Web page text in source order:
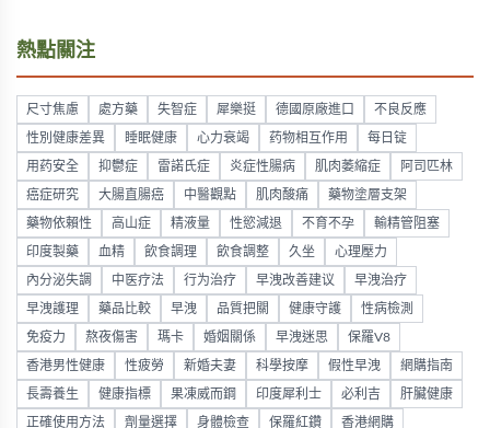
熱點關注
尺寸焦慮 處方藥 失智症 犀樂挺 德國原廠進口 不良反應
性別健康差異 睡眠健康 心力衰竭 药物相互作用 每日锭
用药安全 抑鬱症 雷諾氏症 炎症性腸病 肌肉萎縮症 阿司匹林
癌症研究 大腸直腸癌 中醫觀點 肌肉酸痛 藥物塗層支架
藥物依賴性 高山症 精液量 性慾減退 不育不孕 輸精管阻塞
印度製藥 血精 飲食調理 飲食調整 久坐 心理壓力
內分泌失調 中医疗法 行为治疗 早洩改善建议 早洩治疗
早洩護理 藥品比較 早洩 品質把關 健康守護 性病檢測
免疫力 熬夜傷害 瑪卡 婚姻關係 早洩迷思 保羅V8
香港男性健康 性疲勞 新婚夫妻 科學按摩 假性早洩 網購指南
長壽養生 健康指標 果凍威而鋼 印度犀利士 必利吉 肝臟健康
正確使用方法 劑量選擇 身體檢查 保羅紅鑽 香港網購